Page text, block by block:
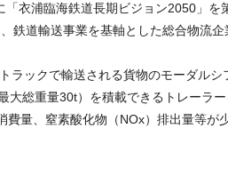
衣浦臨海鉄道長期ビジョン2050」
鉄道輸送事業を基軸とした総合物流
ラックで輸送される貨物のモーダル
大総重量30t）を積載できるトレーラ
費量、窒素酸化物（NOx）排出量等